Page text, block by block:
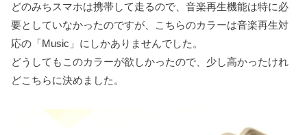
どのみちスマホは携帯して走るので、音楽再生機能は特に必
要としていなかったのですが、こちらのカラーは音楽再生対
応の「Music」にしかありませんでした。
どうしてもこのカラーが欲しかったので、少し高かったけれ
どこちらに決めました。